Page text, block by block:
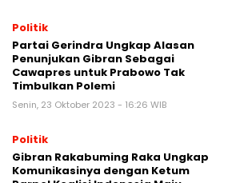
Politik
Partai Gerindra Ungkap Alasan
Penunjukan Gibran Sebagai
Cawapres untuk Prabowo Tak
Timbulkan Polemi
Senin, 23 Oktober 2023 - 16:26 WIB
Politik
Gibran Rakabuming Raka Ungkap
Komunikasinya dengan Ketum